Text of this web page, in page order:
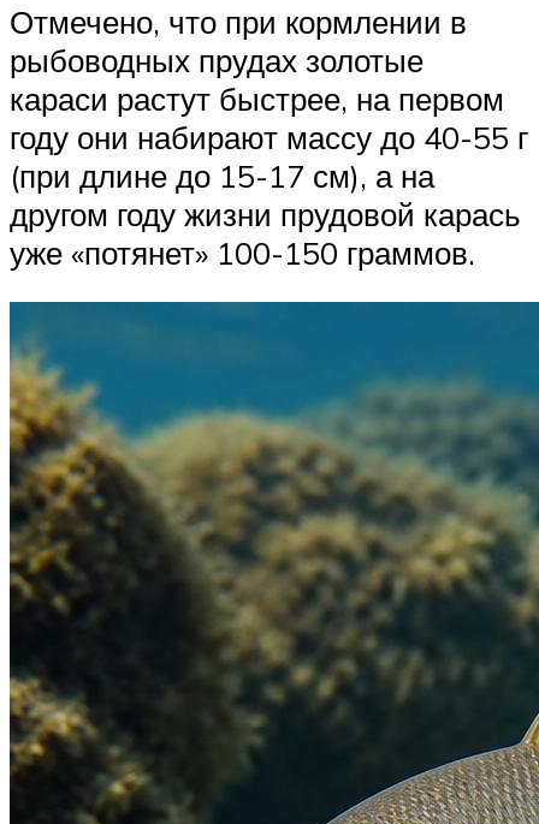
Отмечено, что при кормлении в
рыбоводных прудах золотые
караси растут быстрее, на первом
году они набирают массу до 40-55 г
(при длине до 15-17 см), а на
другом году жизни прудовой карась
уже «потянет» 100-150 граммов.